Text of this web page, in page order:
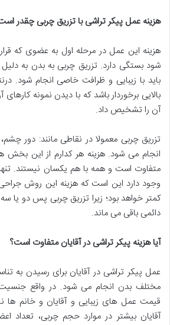
هزینه عمل پیکر تراشی با تزریق چربی چقدر
هزینه این عمل در مرحله اول به عضوی که
شود بستگی دارد. تزریق چربی به بدن به
باید با زیبایی و ظرافت خاصی انجام شود.
بالایی برخوردار باشد که با دیدن نمونه
آن را تشخیص داد.
تزریق چربی معمولا در نقاطی مانند: دور
انجام می شود. هزینه هر کدارم از این
متفاوت است و همه با هم یکسان نیستند.
وجود دارد این است که هزینه این روش
کمتر خواهد بود؛ زیرا تزریق چربی پس دو یا
دائمی باقی می ماند.
آیا هزینه پیکر تراشی در آقایان متفاوت است؟
عمل پیکر تراشی در آقایان برای رسیدن به
مختلف بدن انجام می شود. در واقع
قیمت عمل های زیبایی و آقایان و خانم ها
آقایان بیشتر در موارد حجم چربی، تعداد